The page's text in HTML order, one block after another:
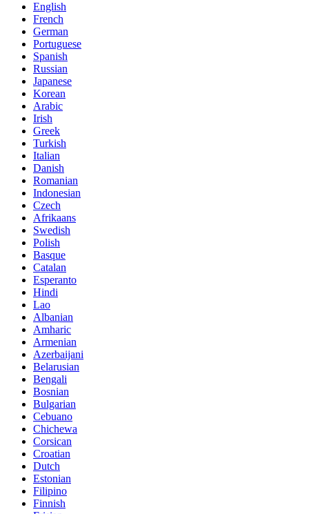
English
French
German
Portuguese
Spanish
Russian
Japanese
Korean
Arabic
Irish
Greek
Turkish
Italian
Danish
Romanian
Indonesian
Czech
Afrikaans
Swedish
Polish
Basque
Catalan
Esperanto
Hindi
Lao
Albanian
Amharic
Armenian
Azerbaijani
Belarusian
Bengali
Bosnian
Bulgarian
Cebuano
Chichewa
Corsican
Croatian
Dutch
Estonian
Filipino
Finnish